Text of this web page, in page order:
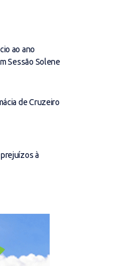
ao ano
Sessão Solene
de Cruzeiro
à